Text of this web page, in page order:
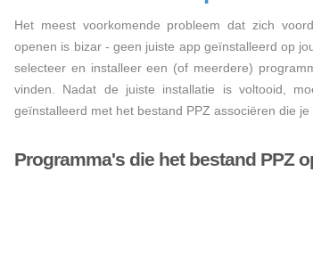
Het meest voorkomende probleem dat zich
openen is bizar - geen juiste app geïnstalleerd op
selecteer en installeer een (of meerdere)
vinden. Nadat de juiste installatie is voltooid,
geïnstalleerd met het bestand PPZ associëren die je
Programma's die het bestand PPZ